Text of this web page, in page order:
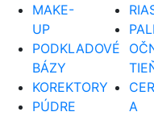
MAKE-
UP
PODKLADOVÉ
BÁZY
KOREKTORY
PÚDRE
A